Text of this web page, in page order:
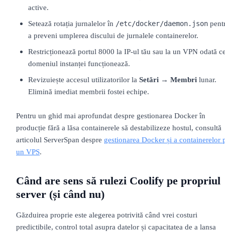
active.
Setează rotația jurnalelor în /etc/docker/daemon.json
a preveni umplerea discului de jurnalele containerelor.
Restricționează portul 8000 la IP-ul tău sau la un VPN odată
domeniul instanței funcționează.
Revizuiește accesul utilizatorilor la Setări → Membri lunar.
Elimină imediat membrii fostei echipe.
Pentru un ghid mai aprofundat despre gestionarea Docker în
producție fără a lăsa containerele să destabilizeze hostul, consultă
articolul ServerSpan despre gestionarea Docker și a containerelor
un VPS.
Când are sens să rulezi Coolify pe propriul
server (și când nu)
Găzduirea proprie este alegerea potrivită când vrei costuri
predictibile, control total asupra datelor și capacitatea de a lansa